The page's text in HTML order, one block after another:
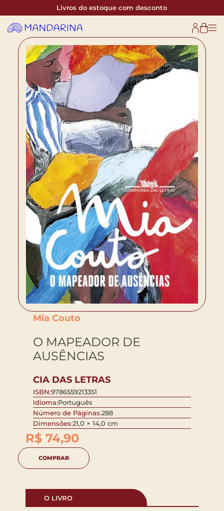
Livros do estoque com desconto
Mia Couto
O MAPEADOR DE
AUSÊNCIAS
CIA DAS LETRAS
ISBN:9786559213351
Idioma:Português
Número de Páginas:288
Dimensões:21,0 × 14,0 cm
R$ 74,90
COMPRAR
O LIVRO